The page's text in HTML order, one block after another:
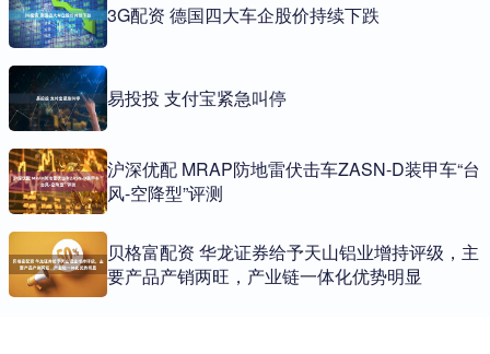
3G配资 德国四大车企股价持续下跌
易投投 支付宝紧急叫停
沪深优配 MRAP防地雷伏击车ZASN-D装甲车“台
风-空降型”评测
贝格富配资 华龙证券给予天山铝业增持评级，主
要产品产销两旺，产业链一体化优势明显